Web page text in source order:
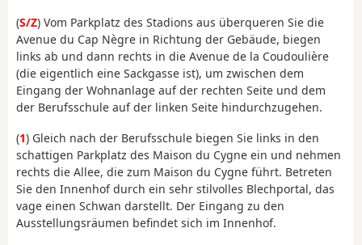
(S/Z) Vom Parkplatz des Stadions aus überqueren Sie die
Avenue du Cap Nègre in Richtung der Gebäude, biegen
links ab und dann rechts in die Avenue de la Coudoulière
(die eigentlich eine Sackgasse ist), um zwischen dem
Eingang der Wohnanlage auf der rechten Seite und dem
der Berufsschule auf der linken Seite hindurchzugehen.
(1) Gleich nach der Berufsschule biegen Sie links in den
schattigen Parkplatz des Maison du Cygne ein und nehmen
rechts die Allee, die zum Maison du Cygne führt. Betreten
Sie den Innenhof durch ein sehr stilvolles Blechportal, das
vage einen Schwan darstellt. Der Eingang zu den
Ausstellungsräumen befindet sich im Innenhof.